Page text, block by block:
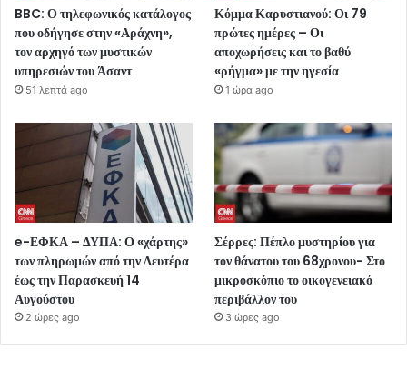
BBC: Ο τηλεφωνικός κατάλογος
που οδήγησε στην «Αράχνη»,
τον αρχηγό των μυστικών
υπηρεσιών του Άσαντ
51 λεπτά ago
Κόμμα Καρυστιανού: Οι 79
πρώτες ημέρες – Οι
αποχωρήσεις και το βαθύ
«ρήγμα» με την ηγεσία
1 ώρα ago
e-ΕΦΚΑ – ΔΥΠΑ: Ο «χάρτης»
των πληρωμών από την Δευτέρα
έως την Παρασκευή 14
Αυγούστου
2 ώρες ago
Σέρρες: Πέπλο μυστηρίου για
τον θάνατου του 68χρονου- Στο
μικροσκόπιο το οικογενειακό
περιβάλλον του
3 ώρες ago